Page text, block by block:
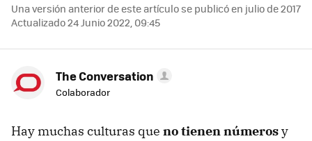
Una versión anterior de este artículo se publicó en julio de 2017
Actualizado 24 Junio 2022, 09:45
The Conversation
Colaborador
Hay muchas culturas que no tienen númerosy